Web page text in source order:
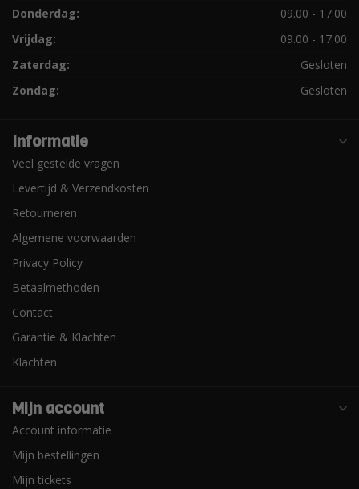
Donderdag:
09.00 - 17:00
Vrijdag:
09.00 - 17.00
Zaterdag:
Gesloten
Zondag:
Gesloten
Informatie
Veel gestelde vragen
Levertijd & Verzendkosten
Retourneren
Algemene voorwaarden
Privacy Policy
Betaalmethoden
Contact
Garantie & Klachten
Klachten
Mijn account
Account informatie
Mijn bestellingen
Mijn tickets